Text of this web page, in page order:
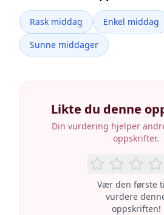
Rask middag
Enkel middag
Sunne middager
Likte du denne
Din vurdering hjelper
oppskrifter.
Vær den første
vurdere
oppskriften!